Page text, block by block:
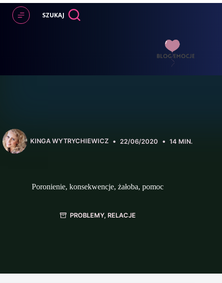
Przejdź
treści
SZUKAJ
KINGA WYTRYCHIEWICZ 22/06/2020 14 MIN.
Poronienie, konsekwencje, żałoba, pomoc
PROBLEMY, RELACJE